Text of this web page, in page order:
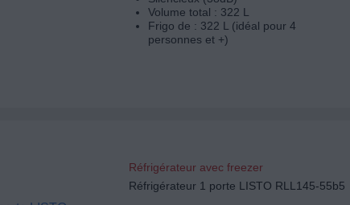
Volume total : 322 L
Frigo de : 322 L (idéal pour 4
personnes et +)
Réfrigérateur avec freezer
Réfrigérateur 1 porte LISTO RLL145-55b5